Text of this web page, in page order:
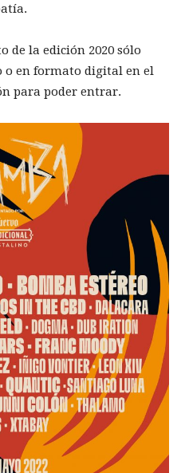
de la edición 2020 sólo
o en formato digital en el
para poder entrar.